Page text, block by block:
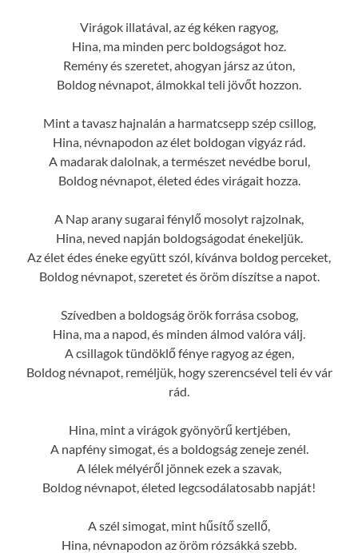
Virágok illatával, az ég kéken ragyog,
Hina, ma minden perc boldogságot hoz.
Remény és szeretet, ahogyan jársz az úton,
Boldog névnapot, álmokkal teli jövőt hozzon.
Mint a tavasz hajnalán a harmatcsepp szép csillog,
Hina, névnapodon az élet boldogan vigyáz rád.
A madarak dalolnak, a természet nevédbe borul,
Boldog névnapot, életed édes virágait hozza.
A Nap arany sugarai fénylő mosolyt rajzolnak,
Hina, neved napján boldogságodat énekeljük.
Az élet édes éneke együtt szól, kívánva boldog perceket,
Boldog névnapot, szeretet és öröm díszítse a napot.
Szívedben a boldogság örök forrása csobog,
Hina, ma a napod, és minden álmod valóra válj.
A csillagok tündöklő fénye ragyog az égen,
Boldog névnapot, reméljük, hogy szerencsével teli év vár
rád.
Hina, mint a virágok gyönyörű kertjében,
A napfény simogat, és a boldogság zeneje zenél.
A lélek mélyéről jönnek ezek a szavak,
Boldog névnapot, életed legcsodálatosabb napját!
A szél simogat, mint hűsítő szellő,
Hina, névnapodon az öröm rózsákká szebb.